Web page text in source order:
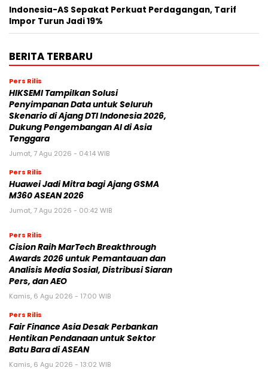
Indonesia-AS Sepakat Perkuat Perdagangan, Tarif
Impor Turun Jadi 19%
BERITA TERBARU
Pers Rilis
HIKSEMI Tampilkan Solusi
Penyimpanan Data untuk Seluruh
Skenario di Ajang DTI Indonesia 2026,
Dukung Pengembangan AI di Asia
Tenggara
Jumat, 7 Agu 2026 - 04:14 WIB
Pers Rilis
Huawei Jadi Mitra bagi Ajang GSMA
M360 ASEAN 2026
Jumat, 7 Agu 2026 - 00:42 WIB
Pers Rilis
Cision Raih MarTech Breakthrough
Awards 2026 untuk Pemantauan dan
Analisis Media Sosial, Distribusi Siaran
Pers, dan AEO
Kamis, 6 Agu 2026 - 17:00 WIB
Pers Rilis
Fair Finance Asia Desak Perbankan
Hentikan Pendanaan untuk Sektor
Batu Bara di ASEAN
Kamis, 6 Agu 2026 - 13:02 WIB